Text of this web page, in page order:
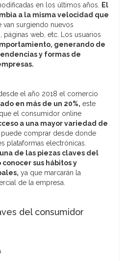
en los últimos años. El
a la misma velocidad que
van surgiendo nuevos
páginas web, etc. Los usuarios
generando de
y formas de
el año 2018 el comercio
en más de un 20%, este
el consumidor online
a una mayor variedad de
puede comprar desde donde
plataformas electrónicas.
de las piezas claves del
sus hábitos y
ya que marcarán la
de la empresa.
del consumidor